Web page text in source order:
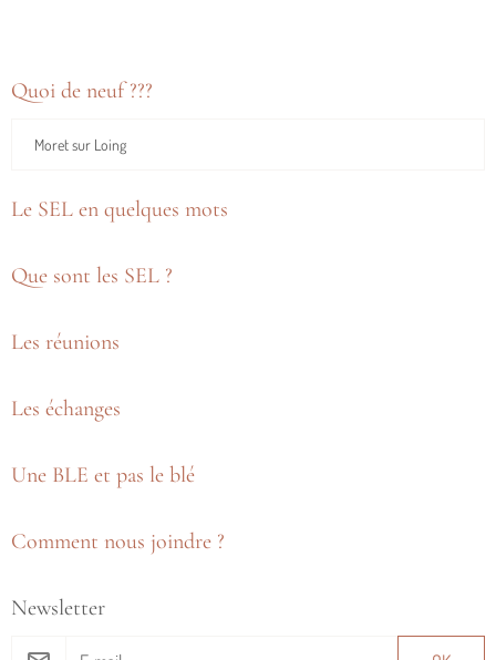
Quoi de neuf ???
Moret sur Loing
Le SEL en quelques mots
Que sont les SEL ?
Les réunions
Les échanges
Une BLE et pas le blé
Comment nous joindre ?
Newsletter